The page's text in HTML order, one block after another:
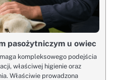
pasożytniczym u owiec
kompleksowego podejścia
właściwej higienie oraz
Właściwie prowadzona